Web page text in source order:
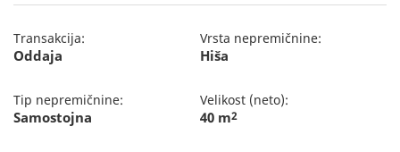
Transakcija:
Oddaja
Vrsta nepremičnine:
Hiša
Tip nepremičnine:
Samostojna
Velikost (neto):
40 m2